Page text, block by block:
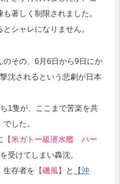
著しく制限されました。
シャレになりません。
のその、6月6日から9日にか
沈されるという悲劇が日本
1隻が、ここまで苦楽を共
でした。
【米ガトー級潜水艦 ハー
受けてしまい轟沈。
生存者を 【磯風】 と
【沖